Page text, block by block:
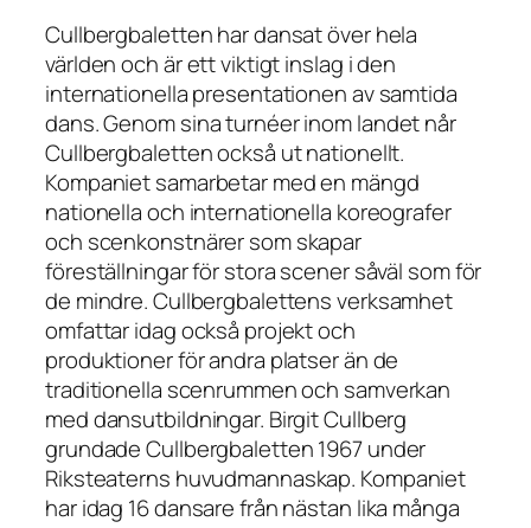
Cullbergbaletten har dansat över hela
världen och är ett viktigt inslag i den
internationella presentationen av samtida
dans. Genom sina turnéer inom landet når
Cullbergbaletten också ut nationellt.
Kompaniet samarbetar med en mängd
nationella och internationella koreografer
och scenkonstnärer som skapar
föreställningar för stora scener såväl som för
de mindre. Cullbergbalettens verksamhet
omfattar idag också projekt och
produktioner för andra platser än de
traditionella scenrummen och samverkan
med dansutbildningar. Birgit Cullberg
grundade Cullbergbaletten 1967 under
Riksteaterns huvudmannaskap. Kompaniet
har idag 16 dansare från nästan lika många